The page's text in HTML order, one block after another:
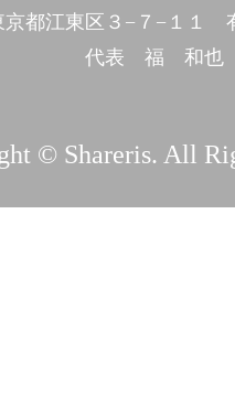
京都江東区３−７−１１
代表 福 和也
© Shareris. All